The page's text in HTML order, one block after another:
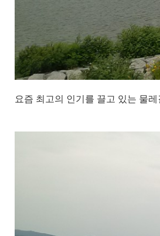
요즘 최고의 인기를 끌고 있는 물